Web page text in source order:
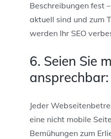
Beschreibungen fest
aktuell sind und zum
werden Ihr SEO
6. Seien Sie
ansprechbar:
Jeder
eine nicht mobile
Bemühungen zum